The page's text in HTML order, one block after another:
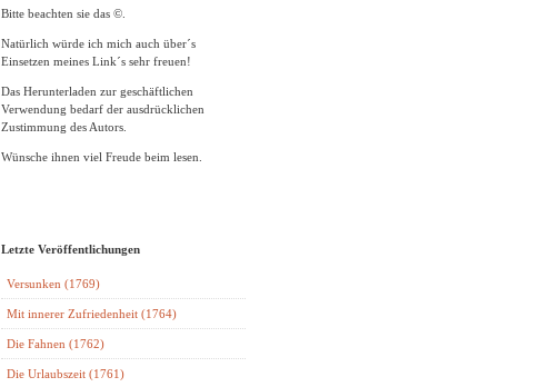
Bitte beachten sie das ©.
Natürlich würde ich mich auch über´s
Einsetzen meines Link´s sehr freuen!
Das Herunterladen zur geschäftlichen
Verwendung bedarf der ausdrücklichen
Zustimmung des Autors.
Wünsche ihnen viel Freude beim lesen.
Letzte Veröffentlichungen
Versunken (1769)
Mit innerer Zufriedenheit (1764)
Die Fahnen (1762)
Die Urlaubszeit (1761)